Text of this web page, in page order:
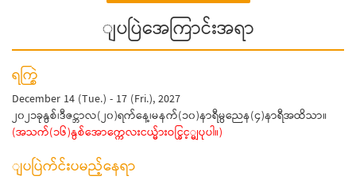
ျပပြဲအေကြာင်းအရာ
ရက္စြဲ
December 14 (Tue.) - 17 (Fri.), 2027
၂၀၂၁ခုနွစ်၊ဒီဇင္ဘာလ(၂၀)ရက်နေ့၊မနက်(၁၀)နာရီမွညေန(၄)နာရီအထိသာ။
(အသက်(၁၆)နွစ်အောက္ကေလးငယ္မ်ားဝင္ခြင့္မျပုပါ။)
ျပပြဲက်င်းပမည့်နေရာ